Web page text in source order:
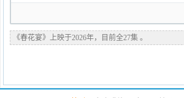
《春花宴》上映于2026年，目前全27集 。